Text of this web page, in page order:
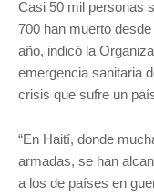
Casi 50 mil personas
700 han muerto
año, indicó la
emergencia sanitaria
crisis que sufre un
“En Haití, donde
armadas, se han
a los de países en